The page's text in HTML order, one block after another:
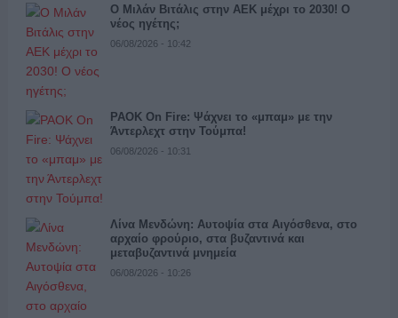
Ο Μιλάν Βιτάλις στην ΑΕΚ μέχρι το 2030! Ο
νέος ηγέτης;
06/08/2026 - 10:42
PAOK On Fire: Ψάχνει το «μπαμ» με την
Άντερλεχτ στην Τούμπα!
06/08/2026 - 10:31
Λίνα Μενδώνη: Αυτοψία στα Αιγόσθενα, στο
αρχαίο φρούριο, στα βυζαντινά και
μεταβυζαντινά μνημεία
06/08/2026 - 10:26